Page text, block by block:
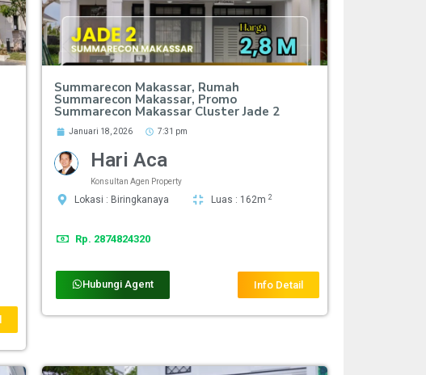
Summarecon Makassar, Rumah
Summarecon Makassar, Promo
Summarecon Makassar Cluster Jade 2
Januari 18, 2026 7:31 pm
Hari Aca
Konsultan Agen Property
Lokasi : Biringkanaya Luas : 162m 2
Rp. 2874824320
Hubungi Agent Info Detail